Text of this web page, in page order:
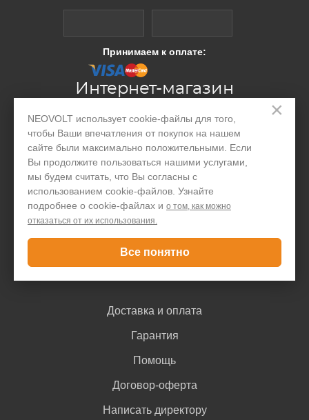
×
NEOVOLT использует cookie-файлы для того,
чтобы Ваши впечатления от покупок на нашем
сайте были максимально положительными. Если
Вы продолжите пользоваться нашими услугами,
мы будем считать, что Вы согласны с
использованием cookie-файлов. Узнайте
подробнее о cookie-файлах и о том, как можно
отказаться от их использования.
Все понятно
Принимаем к оплате:
Интернет-магазин
Производство
Организациям
Акции и скидки
Блог
Покупателю
Доставка и оплата
Гарантия
Помощь
Договор-оферта
Написать директору